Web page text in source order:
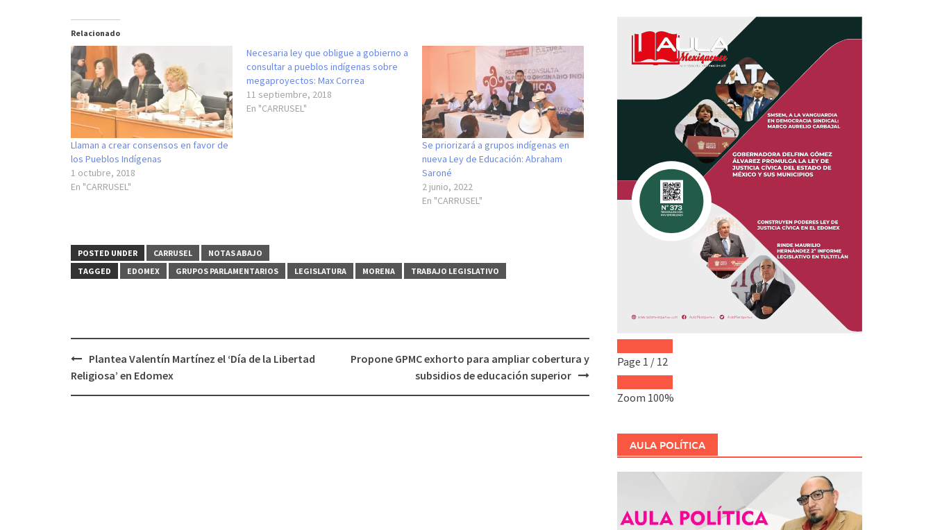
Relacionado
Llaman a crear consensos en favor de
los Pueblos Indígenas
1 octubre, 2018
En "CARRUSEL"
Necesaria ley que obligue a gobierno a
consultar a pueblos indígenas sobre
megaproyectos: Max Correa
11 septiembre, 2018
En "CARRUSEL"
Se priorizará a grupos indígenas en
nueva Ley de Educación: Abraham
Saroné
2 junio, 2022
En "CARRUSEL"
POSTED UNDER CARRUSEL
NOTAS ABAJO
TAGGED
EDOMEX GRUPOS PARLAMENTARIOS LEGISLATURA MORENA TRABAJO LEGISLATIVO
Post
navigation
Plantea Valentín Martínez el ‘Día de la Libertad
Religiosa’ en Edomex
Propone GPMC exhorto para ampliar cobertura y
subsidios de educación superior
Page 1 / 12
Zoom 100%
AULA POLÍTICA